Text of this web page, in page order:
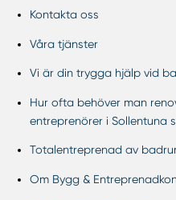
Kontakta oss
Våra tjänster
Vi är din trygga hjälp vid
Hur ofta behöver man
entreprenörer i Sollentuna
Totalentreprenad av
Om Bygg &